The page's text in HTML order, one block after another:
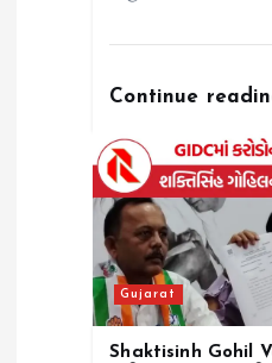
Continue
Gujarat
Shaktisinh Gohil